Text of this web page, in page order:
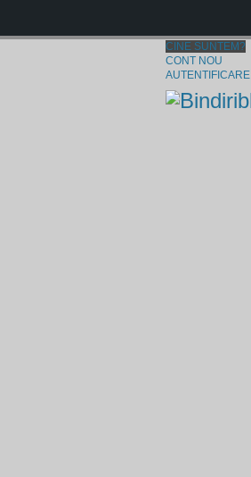
CINE SUNTEM?
CONT NOU
AUTENTIFICARE